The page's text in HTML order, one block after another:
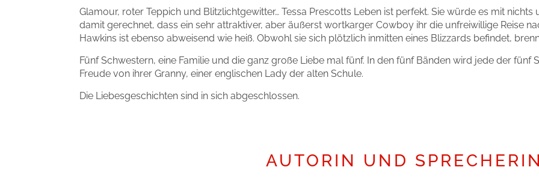
Glamour, roter Teppich und Blitzlichtgewitter… Tessa Prescotts Leben ist perfekt. Sie würde es mit
damit gerechnet, dass ein sehr attraktiver, aber äußerst wortkarger Cowboy ihr die unfreiwillige Reise
Hawkins ist ebenso abweisend wie heiß. Obwohl sie sich plötzlich inmitten eines Blizzards befindet,
Fünf Schwestern, eine Familie und die ganz große Liebe mal fünf. In den fünf Bänden wird jede der
Freude von ihrer Granny, einer englischen Lady der alten Schule.
Die Liebesgeschichten sind in sich abgeschlossen.
AUTORIN UND